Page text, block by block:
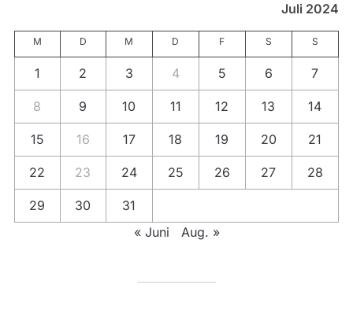
Juli 2024
M D M D F S S
1 2 3 4 5 6 7
8 9 10 11 12 13 14
15 16 17 18 19 20 21
22 23 24 25 26 27 28
29 30
31
« Juni
Aug. »